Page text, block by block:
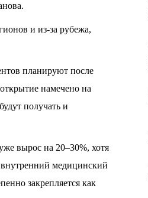
и из-за рубежа,
планируют после
намечено на
получать и
вырос на 20–30%, хотя
медицинский
закрепляется как